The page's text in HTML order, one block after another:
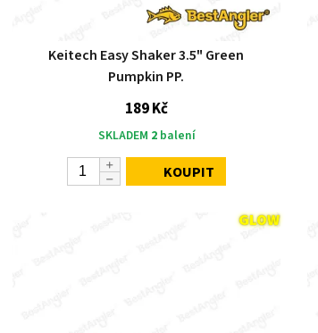
Keitech Easy Shaker 3.5" Green
Pumpkin PP.
189 Kč
SKLADEM 2balení
KOUPIT